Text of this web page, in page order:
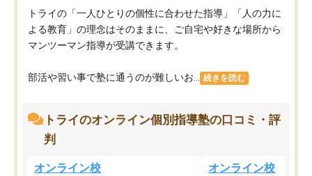
トライの「一人ひとりの個性に合わせた指導」「人の力に
よる教育」の理念はそのままに、ご自宅や好きな場所から
マンツーマン指導が受講できます。
部活や習い事で塾に通うのが難しいお... 続きを読む
トライのオンライン個別指導塾の口コミ・評
判
オンライン校 オンライン校